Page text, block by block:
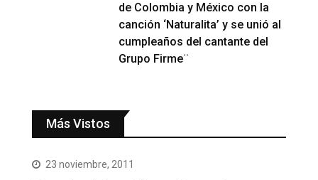
de Colombia y México con la
canción ‘Naturalita’ y se unió al
cumpleaños del cantante del
Grupo Firme¨
Más Vistos
23 noviembre, 2011